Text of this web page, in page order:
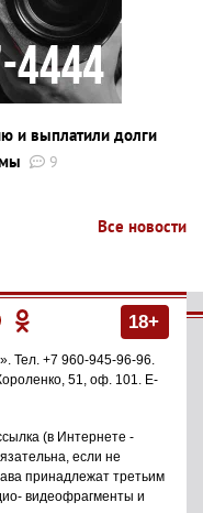
и выплатили долги
9
Все новости
18+
. Тел. +7 960-945-96-96
51, оф. 101
. E-
(в Интернете -
если не
принадлежат третьим
видеофрагменты и